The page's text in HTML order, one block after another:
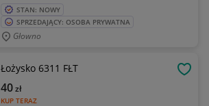
STAN: NOWY
SPRZEDAJĄCY: OSOBA PRYWATNA
Głowno
Łożysko 6311 FŁT
KUP TERAZ
40zł